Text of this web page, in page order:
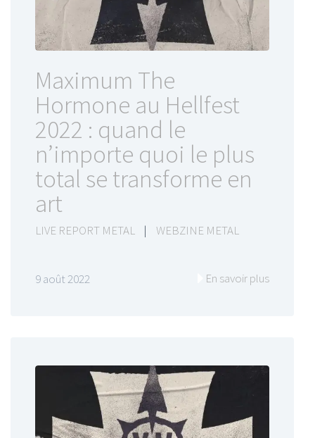
Maximum The
Hormone au Hellfest
2022 : quand le
n’importe quoi le plus
total se transforme en
art
LIVE REPORT METAL | WEBZINE METAL
9 août 2022 En savoir plus